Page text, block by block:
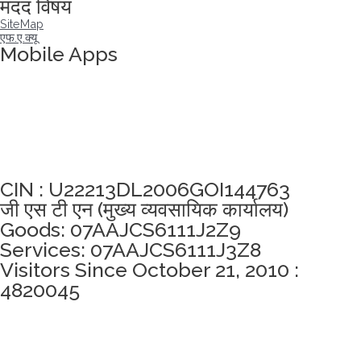
मदद विषय
SiteMap
एफ.ए.क्यू
Mobile Apps
CIN : U22213DL2006GOI144763
जी एस टी एन (मुख्य व्यवसायिक कार्यालय)
Goods: 07AAJCS6111J2Z9
Services: 07AAJCS6111J3Z8
Visitors Since October 21, 2010 :
4820045